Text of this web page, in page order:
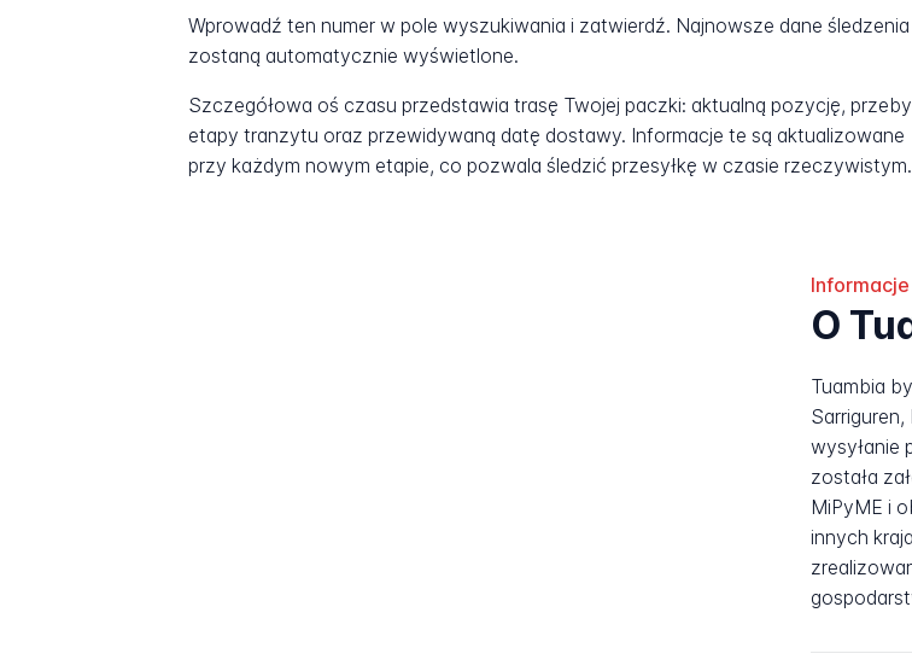
Wprowadź ten numer w pole wyszukiwania i zatwierdź. Najnowsze dane śledzenia
zostaną automatycznie wyświetlone.
Szczegółowa oś czasu przedstawia trasę Twojej paczki: aktualną pozycję,
etapy tranzytu oraz przewidywaną datę dostawy. Informacje te są aktualizowane
przy każdym nowym etapie, co pozwala śledzić przesyłkę w czasie rzeczywistym.
O
Tuambia
wysyłanie
została
MiPyME i
innych